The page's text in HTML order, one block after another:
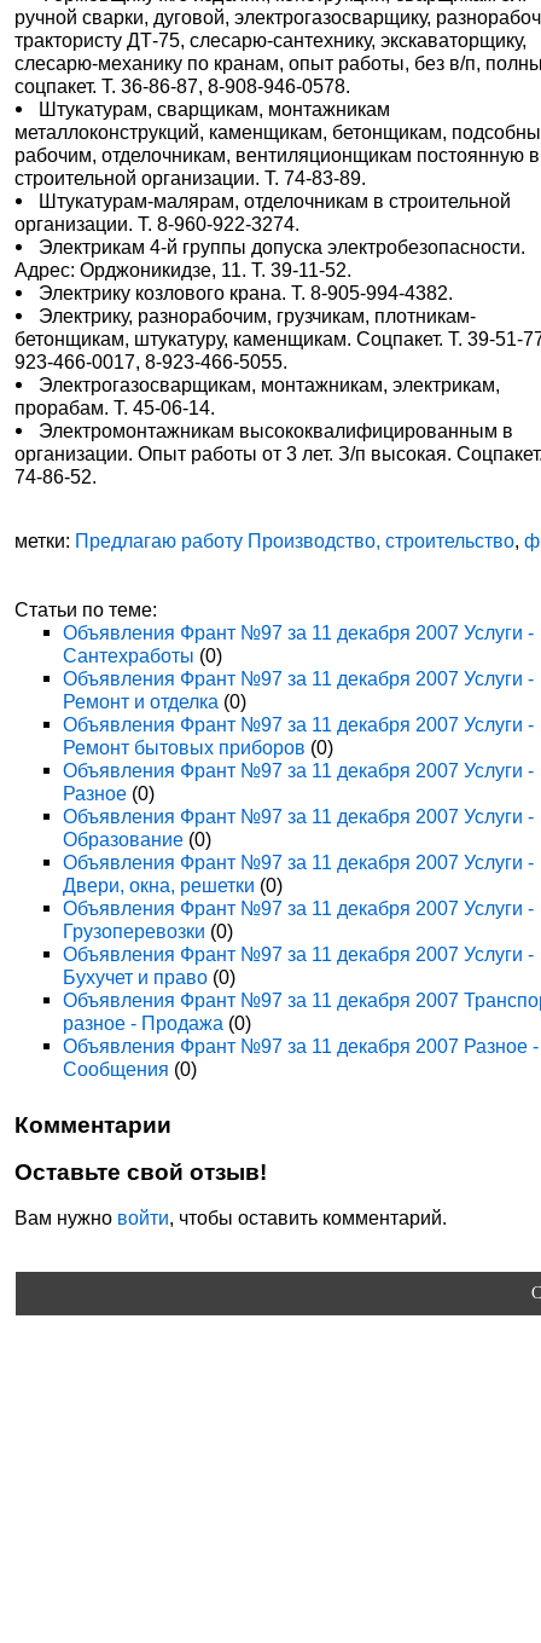
ручной сварки, дуговой, электрогазосварщику,
трактористу ДТ-75, слесарю-сантехнику, экскаваторщику,
слесарю-механику по кранам, опыт работы, без в/п,
соцпакет. Т. 36-86-87, 8-908-946-0578.
Штукатурам, сварщикам, монтажникам
металлоконструкций, каменщикам, бетонщикам,
рабочим, отделочникам, вентиляционщикам постоянную в
строительной организации. Т. 74-83-89.
Штукатурам-малярам, отделочникам в строительной
организации. Т. 8-960-922-3274.
Электрикам 4-й группы допуска электробезопасности.
Адрес: Орджоникидзе, 11. Т. 39-11-52.
Электрику козлового крана. Т. 8-905-994-4382.
Электрику, разнорабочим, грузчикам, плотникам-
бетонщикам, штукатуру, каменщикам. Соцпакет. Т. 39-51-
923-466-0017, 8-923-466-5055.
Электрогазосварщикам, монтажникам, электрикам,
прорабам. Т. 45-06-14.
Электромонтажникам высококвалифицированным в
организации. Опыт работы от 3 лет. З/п высокая.
74-86-52.
метки: Предлагаю работу Производство, строительство,
Статьи по теме:
Объявления Франт №97 за 11 декабря 2007 Услуги -
Сантехработы (0)
Объявления Франт №97 за 11 декабря 2007 Услуги -
Ремонт и отделка (0)
Объявления Франт №97 за 11 декабря 2007 Услуги -
Ремонт бытовых приборов (0)
Объявления Франт №97 за 11 декабря 2007 Услуги -
Разное (0)
Объявления Франт №97 за 11 декабря 2007 Услуги -
Образование (0)
Объявления Франт №97 за 11 декабря 2007 Услуги -
Двери, окна, решетки (0)
Объявления Франт №97 за 11 декабря 2007 Услуги -
Грузоперевозки (0)
Объявления Франт №97 за 11 декабря 2007 Услуги -
Бухучет и право (0)
Объявления Франт №97 за 11 декабря 2007
разное - Продажа (0)
Объявления Франт №97 за 11 декабря 2007 Разное -
Сообщения (0)
Комментарии
Оставьте свой отзыв!
Вам нужно войти, чтобы оставить комментарий.